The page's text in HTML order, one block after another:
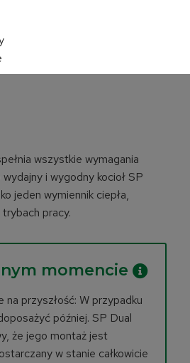
wszystkie wymagania
i wygodny kocioł SP
jeden wymiennik ciepła,
pracy.
momencie
przyszłość: W przypadku
później. SP Dual
że jego montaż jest
w stanie całkowicie